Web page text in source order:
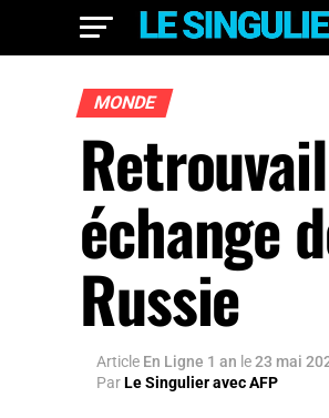
MONDE
échange
Russie
Article En Ligne 1 an le23 mai
ParLe Singulier avec AFP